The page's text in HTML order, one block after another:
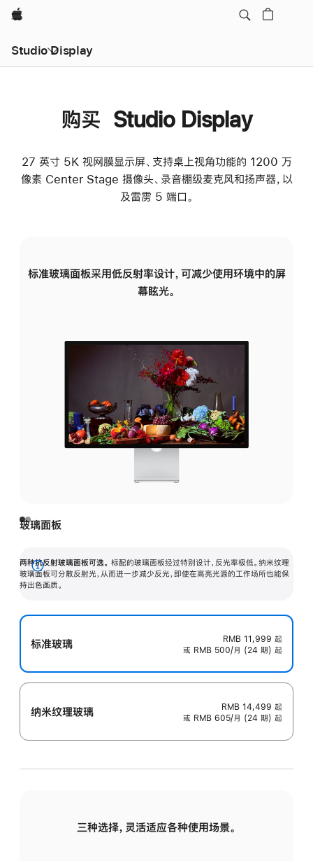
Apple
Studio Display
购买 Studio Display
27 英寸 5K 视网膜显示屏、支持桌上视角功能的 1200 万
像素 Center Stage 摄像头、录音棚级麦克风和扬声器，以
及雷雳 5 端口。
标准玻璃面板采用低反射率设计，可减少使用环境中的屏
幕眩光。
玻璃面板
两种抗反射玻璃面板可选。 标配的玻璃面板经过特别设计，反光率极低。纳米纹理
玻璃面板可分散反射光，从而进一步减少反光，即使在高亮光源的工作场所也能保
持出色画质。
展
开
标准玻璃 RMB 11,999 起
或 RMB 500/月 (24 期) 起
纳米纹理玻璃 RMB 14,499 起
或 RMB 605/月 (24 期) 起
三种选择，灵活适应各种使用场景。